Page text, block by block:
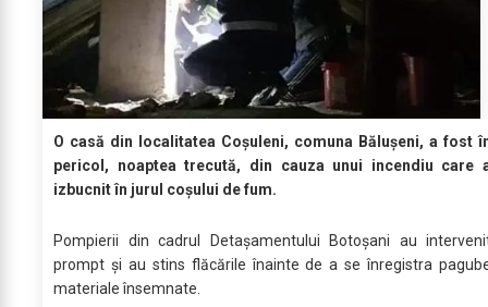
O casă din localitatea Coșuleni, comuna Bălușeni, a fost
pericol, noaptea trecută, din cauza unui incendiu care
izbucnit în jurul coșului de fum.
Pompierii din cadrul Detașamentului Botoșani au
prompt și au stins flăcările înainte de a se înregistra
materiale însemnate.